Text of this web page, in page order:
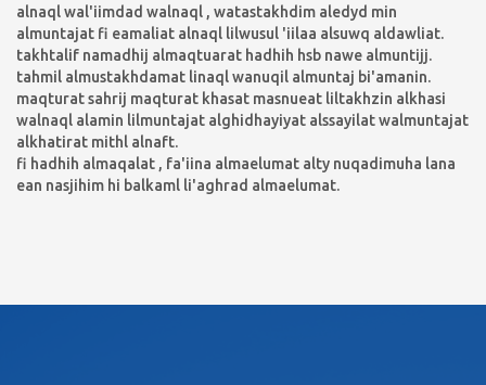
alnaql wal'iimdad walnaql , watastakhdim aledyd min
almuntajat fi eamaliat alnaql lilwusul 'iilaa alsuwq aldawliat.
takhtalif namadhij almaqtuarat hadhih hsb nawe almuntijj.
tahmil almustakhdamat linaql wanuqil almuntaj bi'amanin.
maqturat sahrij maqturat khasat masnueat liltakhzin alkhasi
walnaql alamin lilmuntajat alghidhayiyat alssayilat walmuntajat
alkhatirat mithl alnaft.
fi hadhih almaqalat , fa'iina almaelumat alty nuqadimuha lana
ean nasjihim hi balkaml li'aghrad almaelumat.